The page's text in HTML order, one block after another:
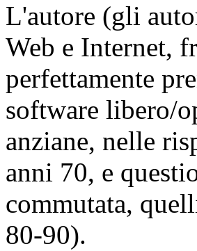
L'autore (gli
Web e Internet,
perfettamente
software libero/
anziane, nelle
anni 70, e
commutata,
80-90).